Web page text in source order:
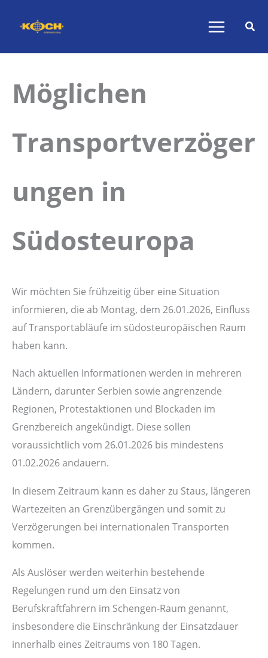
Inhalt
Möglichen
Transportverzöger
ungen in
Südosteuropa
Wir möchten Sie frühzeitig über eine Situation
informieren, die ab Montag, dem 26.01.2026, Einfluss
auf Transportabläufe im südosteuropäischen Raum
haben kann.
Nach aktuellen Informationen werden in mehreren
Ländern, darunter Serbien sowie angrenzende
Regionen, Protestaktionen und Blockaden im
Grenzbereich angekündigt. Diese sollen
voraussichtlich vom 26.01.2026 bis mindestens
01.02.2026 andauern.
In diesem Zeitraum kann es daher zu Staus, längeren
Wartezeiten an Grenzübergängen und somit zu
Verzögerungen bei internationalen Transporten
kommen.
Als Auslöser werden weiterhin bestehende
Regelungen rund um den Einsatz von
Berufskraftfahrern im Schengen-Raum genannt,
insbesondere die Einschränkung der Einsatzdauer
innerhalb eines Zeitraums von 180 Tagen.